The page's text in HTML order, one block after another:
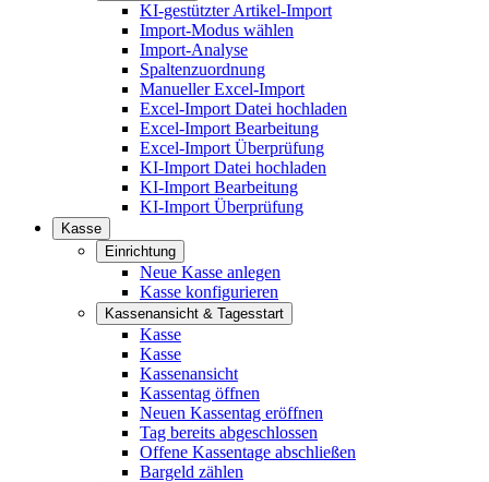
KI-gestützter Artikel-Import
Import-Modus wählen
Import-Analyse
Spaltenzuordnung
Manueller Excel-Import
Excel-Import Datei hochladen
Excel-Import Bearbeitung
Excel-Import Überprüfung
KI-Import Datei hochladen
KI-Import Bearbeitung
KI-Import Überprüfung
Kasse
Einrichtung
Neue Kasse anlegen
Kasse konfigurieren
Kassenansicht & Tagesstart
Kasse
Kasse
Kassenansicht
Kassentag öffnen
Neuen Kassentag eröffnen
Tag bereits abgeschlossen
Offene Kassentage abschließen
Bargeld zählen